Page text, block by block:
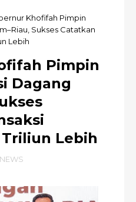
Khofifah Pimpin
Sukses Catatkan
Lebih
Pimpin
Dagang
Triliun Lebih
NEWS